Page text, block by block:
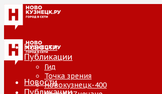
Новости
Публикации
Гид
Точка зрения
Новокузнецк-400
Новости
Публикации